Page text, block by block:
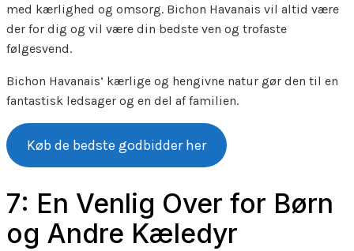
med kærlighed og omsorg. Bichon Havanais vil altid være
der for dig og vil være din bedste ven og trofaste
følgesvend.
Bichon Havanais’ kærlige og hengivne natur gør den til en
fantastisk ledsager og en del af familien.
Køb de bedste godbidder her
7: En Venlig Over for Børn
og Andre Kæledyr